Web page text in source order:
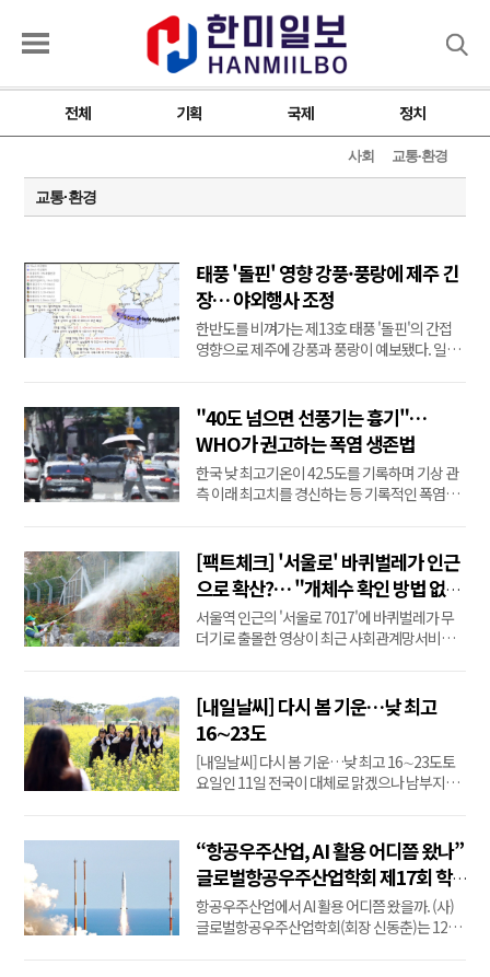
전체 기획 국제 정치
사회 교통·환경
교통·환경
태풍 '돌핀' 영향 강풍·풍랑에 제주 긴
장… 야외행사 조정
한반도를 비껴가는 제13호 태풍 '돌핀'의 간접
영향으로 제주에 강풍과 풍랑이 예보됐다. 일부
와 서귀포시 전역(중산간·서부·남부·동부), 제
주시 동부에는 강풍주의보가 발효 중이다.제주
도 남쪽 먼바다에는 풍랑경보, 제주도 ...
"40도 넘으면 선풍기는 흉기"…
WHO가 권고하는 폭염 생존법
한국 낮 최고기온이 42.5도를 기록하며 기상 관
측 이래 최고치를 경신하는 등 기록적인 폭염이
대응 수칙을 지킬 것을 권고했다.2일(현지시간)
WHO는 폭염으로 인한 건강 피해를 줄이기 위한
행동 지침을 크게 네 가지 범주로 제시했다.첫 번
째는 '더...
[팩트체크] '서울로' 바퀴벌레가 인근
으로 확산?… "개체수 확인 방법 없
어"
서울역 인근의 '서울로 7017'에 바퀴벌레가 무
더기로 출몰한 영상이 최근 사회관계망서비스
근 아파트로 퍼지는 등 바퀴벌레 개체수가 증가
하고 있다는 주장도 나왔다.SNS에선 방역업체
관계자로부터 이런 이야기를 들었다는 글까지
올라왔다....
[내일날씨] 다시 봄 기운…낮 최고
16∼23도
[내일날씨] 다시 봄 기운…낮 최고 16∼23도토
요일인 11일 전국이 대체로 맑겠으나 남부지방
다.경상권 내륙을 중심으로 낮과 밤의 기온 차가
15도 안팎으로 크겠으니 건강관리에 유의해야
겠다.서해상에는 바다 안개가 끼는 곳이 있겠다.
특히 ...
“항공우주산업, AI 활용 어디쯤 왔나”
글로벌항공우주산업학회 제17회 학
술세미나 개최
항공우주산업에서 AI 활용 어디쯤 왔을까. (사)
글로벌항공우주산업학회(회장 신동춘)는 12일